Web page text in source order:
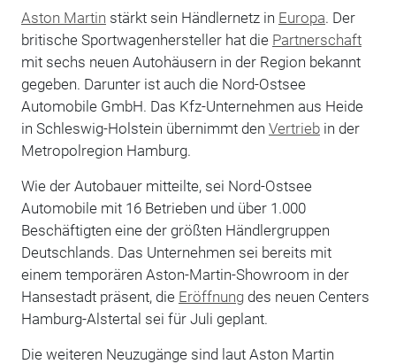
Aston Martin stärkt sein Händlernetz in Europa. Der
britische Sportwagenhersteller hat die Partnerschaft
mit sechs neuen Autohäusern in der Region bekannt
gegeben. Darunter ist auch die Nord-Ostsee
Automobile GmbH. Das Kfz-Unternehmen aus Heide
in Schleswig-Holstein übernimmt den Vertriebin der
Metropolregion Hamburg.
Wie der Autobauer mitteilte, sei Nord-Ostsee
Automobile mit 16 Betrieben und über 1.000
Beschäftigten eine der größten Händlergruppen
Deutschlands. Das Unternehmen sei bereits mit
einem temporären Aston-Martin-Showroom in der
Hansestadt präsent, die Eröffnungdes neuen Centers
Hamburg-Alstertal sei für Juli geplant.
Die weiteren Neuzugänge sind laut Aston Martin